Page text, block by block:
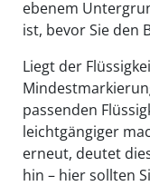
ebenem
ist, bevor Sie den
Liegt der
passenden
leichtgängiger
erneut, deutet
hin – hier sollten